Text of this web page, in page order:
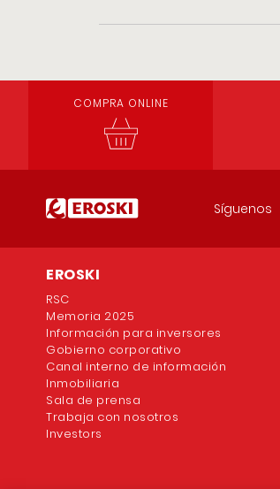
COMPRA ONLINE
Síguenos
EROSKI
RSC
Memoria 2025
Información para inversores
Gobierno corporativo
Canal interno de información
Inmobiliaria
Sala de prensa
Trabaja con nosotros
Investors